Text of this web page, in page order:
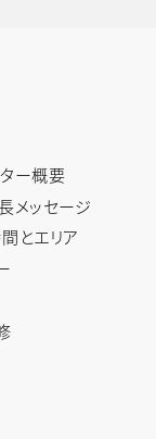
ー概要
メッセージ
とエリア